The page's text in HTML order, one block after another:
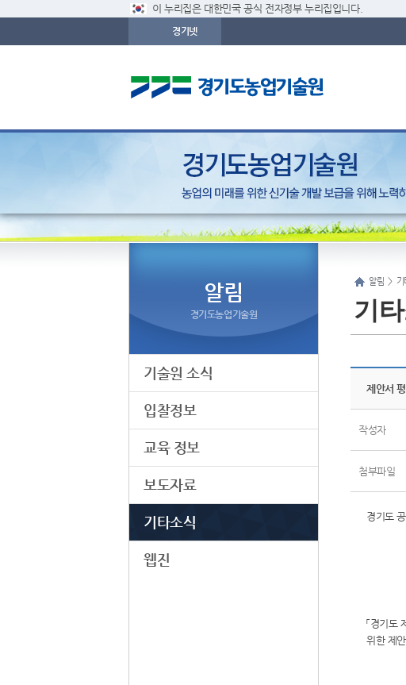
이 누리집은 대한민국 공식 전자정부 누리집입니다.
경기넷
알림 >
기
제안서
작성자
첨부파일
경기도
「경기도
위한 제
경기도농업기술원
알림
기술원 소식
입찰정보
교육 정보
보도자료
기타소식
웹진